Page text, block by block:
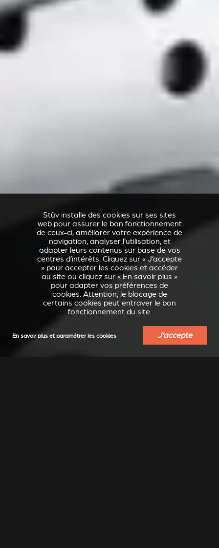
Stûv installe des cookies sur ses sites
web pour assurer le bon fonctionnement
de ceux-ci, améliorer votre expérience de
navigation, analyser l’utilisation, et
adapter leurs contenus sur base de vos
centres d’intérêts. Cliquez sur « J’accepte
» pour accepter les cookies et accéder
au site ou cliquez sur « En savoir plus »
pour adapter vos préférences de
cookies. Attention, le blocage de
certains cookies peut entraver le bon
fonctionnement du site.
En savoir plus et paramétrer les cookies J'accepte